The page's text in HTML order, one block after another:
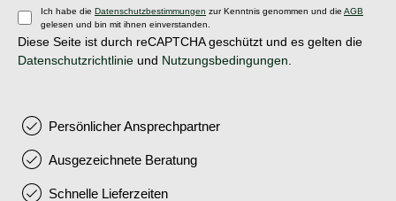
Ich habe die Datenschutzbestimmungen zur Kenntnis genommen und die AGB
gelesen und bin mit ihnen einverstanden.
Diese Seite ist durch reCAPTCHA geschützt und es gelten die
Datenschutzrichtlinie und Nutzungsbedingungen
Persönlicher Ansprechpartner
Ausgezeichnete Beratung
Schnelle Lieferzeiten